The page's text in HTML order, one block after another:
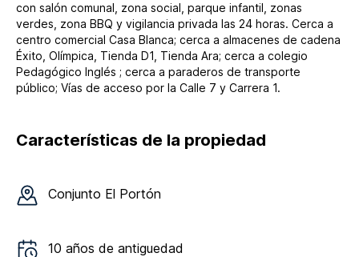
con salón comunal, zona social, parque infantil, zonas
verdes, zona BBQ y vigilancia privada las 24 horas. Cerca a
centro comercial Casa Blanca; cerca a almacenes de cadena
Éxito, Olímpica, Tienda D1, Tienda Ara; cerca a colegio
Pedagógico Inglés ; cerca a paraderos de transporte
público; Vías de acceso por la Calle 7 y Carrera 1.
Características de la propiedad
Conjunto El Portón
10 años de antiguedad